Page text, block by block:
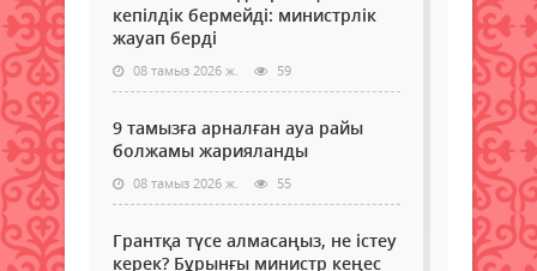
кепілдік бермейді: министрлік
жауап берді
08 тамыз 2026 ж. 59
9 тамызға арналған ауа райы
болжамы жарияланды
08 тамыз 2026 ж. 55
Грантқа түсе алмасаңыз, не істеу
керек? Бұрынғы министр кеңес